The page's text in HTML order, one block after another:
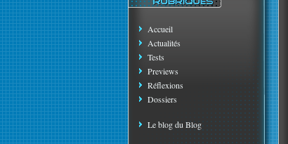
Accueil
Actualités
Tests
Previews
Réflexions
Dossiers
Le blog du Blog